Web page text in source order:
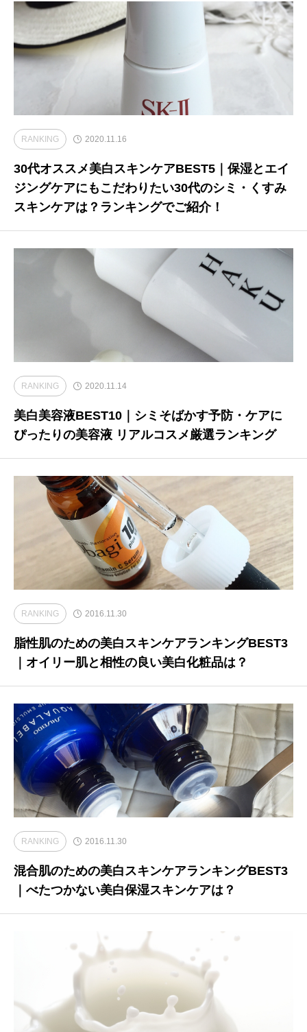
RANKING 2020.11.16
30代オススメ美白スキンケアBEST5｜保湿とエイ
ジングケアにもこだわりたい30代のシミ・くすみ
スキンケアは？ランキングでご紹介！
RANKING 2020.11.14
美白美容液BEST10｜シミそばかす予防・ケアに
ぴったりの美容液 リアルコスメ厳選ランキング
RANKING 2016.11.30
脂性肌のための美白スキンケアランキングBEST3
｜オイリー肌と相性の良い美白化粧品は？
RANKING 2016.11.30
混合肌のための美白スキンケアランキングBEST3
｜べたつかない美白保湿スキンケアは？